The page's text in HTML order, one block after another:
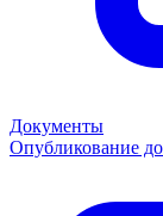
Документы
Опубликование